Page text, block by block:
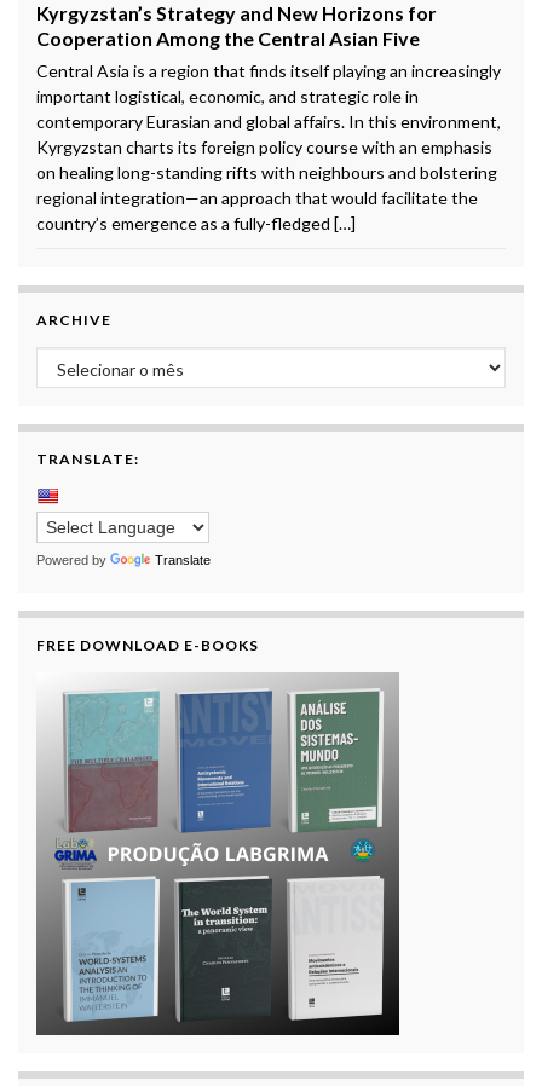
Kyrgyzstan’s Strategy and New Horizons for
Cooperation Among the Central Asian Five
Central Asia is a region that finds itself playing an increasingly
important logistical, economic, and strategic role in
contemporary Eurasian and global affairs. In this environment,
Kyrgyzstan charts its foreign policy course with an emphasis
on healing long-standing rifts with neighbours and bolstering
regional integration—an approach that would facilitate the
country’s emergence as a fully-fledged […]
ARCHIVE
Archive
TRANSLATE:
Powered by Translate
FREE DOWNLOAD E-BOOKS